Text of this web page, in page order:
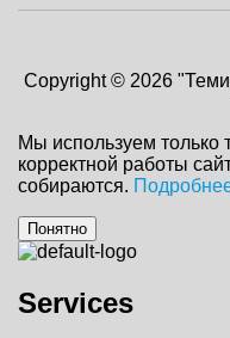
Copyright © 2026
Мы используем только
корректной работы
собираются.
Понятно
Services